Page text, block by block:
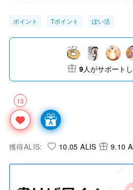
ポイント Tポイント ぽい活
13
9人がサポート
獲得ALIS: 10.05 ALIS 9.10